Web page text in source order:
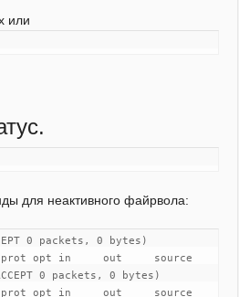
или
для неактивного файрвола:
0 packets, 0 bytes)
prot opt in     out     source
0 packets, 0 bytes)
prot opt in     out     source